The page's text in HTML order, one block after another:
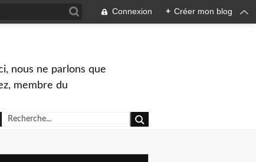
Connexion + Créer mon blog
nous ne parlons que
membre du